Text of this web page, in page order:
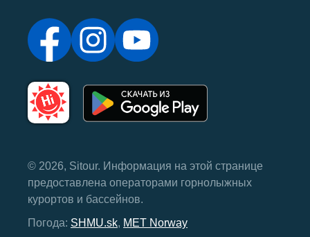
© 2026, Sitour. Информация на этой странице
предоставлена ​​операторами горнолыжных
курортов и бассейнов.
Погода: SHMU.sk, MET Norway